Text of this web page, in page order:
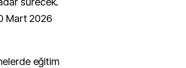
Mart 2026
eğitim